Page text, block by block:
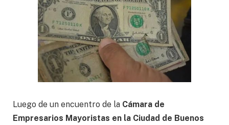
Luego de un encuentro de la Cámara de
Empresarios Mayoristas en la Ciudad de Buenos